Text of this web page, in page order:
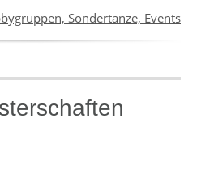
Sondertänze, Events